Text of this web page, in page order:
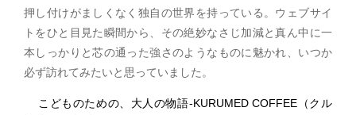
押し付けがましくなく独自の世界を持っている。ウェブサイ
トをひと目見た瞬間から、その絶妙なさじ加減と真ん中に一
本しっかりと芯の通った強さのようなものに魅かれ、いつか
必ず訪れてみたいと思っていました。
こどものための、大人の物語-KURUMED COFFEE（クル